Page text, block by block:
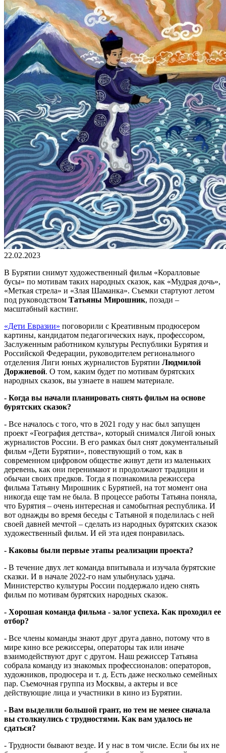
22.02.2023
В Бурятии снимут художественный фильм «Коралловые
бусы» по мотивам таких народных сказок, как «Мудрая дочь»,
«Меткая стрела» и «Злая Шаманка». Съемки стартуют летом
под руководством Татьяны Мирошник, позади –
масштабный кастинг.
«Дети Евразии» поговорили с Креативным продюсером
картины, кандидатом педагогических наук, профессором,
Заслуженным работником культуры Республики Бурятия и
Российской Федерации, руководителем регионального
отделения Лиги юных журналистов Бурятии Людмилой
Доржиевой. О том, каким будет по мотивам бурятских
народных сказок, вы узнаете в нашем материале.
- Когда вы начали планировать снять фильм на основе
бурятских сказок?
- Все началось с того, что в 2021 году у нас был запущен
проект «География детства», который снимался Лигой юных
журналистов России. В его рамках был снят документальный
фильм «Дети Бурятии», повествующий о том, как в
современном цифровом обществе живут дети из маленьких
деревень, как они перенимают и продолжают традиции и
обычаи своих предков. Тогда я познакомила режиссера
фильма Татьяну Мирошник с Бурятией, на тот момент она
никогда еще там не была. В процессе работы Татьяна поняла,
что Бурятия – очень интересная и самобытная республика. И
вот однажды во время беседы с Татьяной я поделилась с ней
своей давней мечтой – сделать из народных бурятских сказок
художественный фильм. И ей эта идея понравилась.
- Каковы были первые этапы реализации проекта?
- В течение двух лет команда впитывала и изучала бурятские
сказки. И в начале 2022-го нам улыбнулась удача.
Министерство культуры России поддержало идею снять
фильм по мотивам бурятских народных сказок.
- Хорошая команда фильма - залог успеха. Как проходил ее
отбор?
- Все члены команды знают друг друга давно, потому что в
мире кино все режиссеры, операторы так или иначе
взаимодействуют друг c другом. Наш режиссер Татьяна
собрала команду из знакомых профессионалов: операторов,
художников, продюсера и т. д. Есть даже несколько семейных
пар. Съемочная группа из Москвы, а актеры и все
действующие лица и участники в кино из Бурятии.
- Вам выделили большой грант, но тем не менее сначала
вы столкнулись с трудностями. Как вам удалось не
сдаться?
- Трудности бывают везде. И у нас в том числе. Если бы их не